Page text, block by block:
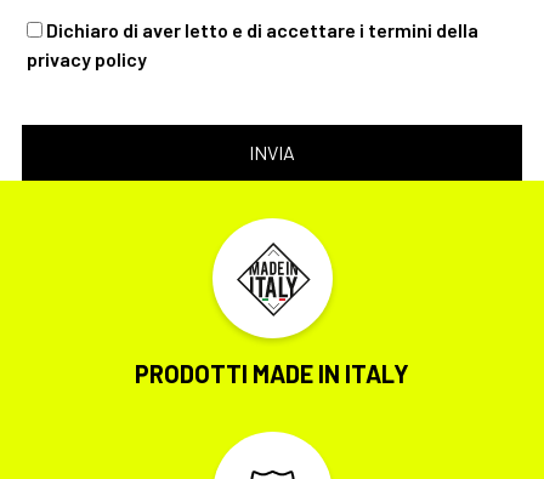
Dichiaro di aver letto e di accettare i termini della
privacy policy
PRODOTTI MADE IN ITALY